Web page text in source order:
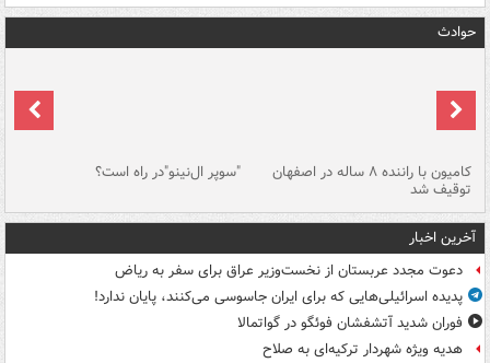
حوادث
کامیون با راننده ۸ ساله در اصفهان
توقیف شد
"سوپر ال‌نینو"در راه است؟
آخرین اخبار
دعوت مجدد عربستان از نخست‌وزیر عراق برای سفر به ریاض
پدیده اسرائیلی‌هایی که برای ایران جاسوسی می‌کنند، پایان ندارد!
فوران شدید آتشفشان فوئگو در گواتمالا
هدیه ویژه شهردار ترکیه‌ای به صلاح